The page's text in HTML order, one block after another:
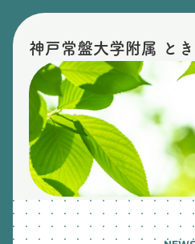
神戸常盤大学附属 と